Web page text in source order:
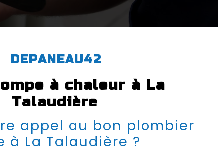
DEPANEAU42
Talaudière
La Talaudière ?